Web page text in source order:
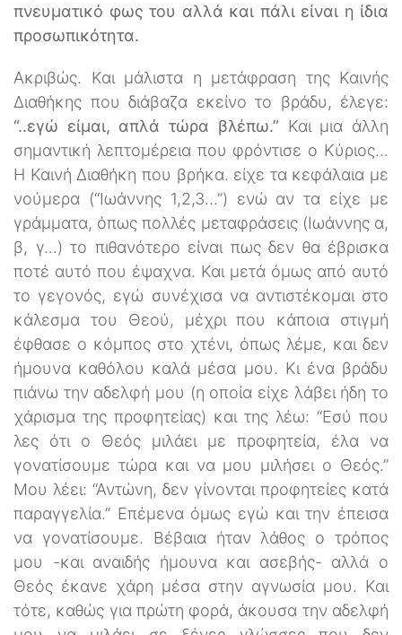
πνευματικό φως του αλλά και πάλι είναι η ίδια
προσωπικότητα.
Ακριβώς. Και μάλιστα η μετάφραση της Καινής
Διαθήκης που διάβαζα εκείνο το βράδυ, έλεγε:
“..εγώ είμαι, απλά τώρα βλέπω.” Και μια άλλη
σημαντική λεπτομέρεια που φρόντισε ο Κύριος...
Η Καινή Διαθήκη που βρήκα. είχε τα κεφάλαια με
νούμερα (“Ιωάννης 1,2,3...”) ενώ αν τα είχε με
γράμματα, όπως πολλές μεταφράσεις (Ιωάννης α,
β, γ...) το πιθανότερο είναι πως δεν θα έβρισκα
ποτέ αυτό που έψαχνα. Και μετά όμως από αυτό
το γεγονός, εγώ συνέχισα να αντιστέκομαι στο
κάλεσμα του Θεού, μέχρι που κάποια στιγμή
έφθασε ο κόμπος στο χτένι, όπως λέμε, και δεν
ήμουνα καθόλου καλά μέσα μου. Κι ένα βράδυ
πιάνω την αδελφή μου (η οποία είχε λάβει ήδη το
χάρισμα της προφητείας) και της λέω: “Εσύ που
λες ότι ο Θεός μιλάει με προφητεία, έλα να
γονατίσουμε τώρα και να μου μιλήσει ο Θεός.”
Μου λέει: “Αντώνη, δεν γίνονται προφητείες κατά
παραγγελία.” Επέμενα όμως εγώ και την έπεισα
να γονατίσουμε. Βέβαια ήταν λάθος ο τρόπος
μου -και αναιδής ήμουνα και ασεβής- αλλά ο
Θεός έκανε χάρη μέσα στην αγνωσία μου. Και
τότε, καθώς για πρώτη φορά, άκουσα την αδελφή